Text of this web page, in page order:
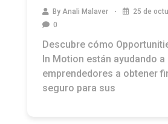
By Anali Malaver
25 de
0
Descubre cómo
In Motion están ayudando a
emprendedores a obtener
seguro para sus